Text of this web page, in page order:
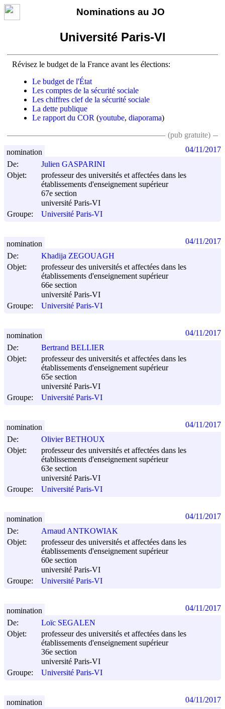
Nominations au JO
Université Paris-VI
Révisez le budget de la France avant les élections:
Le budget de l'État
Les comptes de la sécurité sociale
Les chiffres clef de la sécurité sociale
La dette publique
Le rapport du COR (youtube, diaporama)
(pub gratuite)
De:
Julien GASPARINI
Objet:
professeur des universités et affectées dans les
établissements d'enseignement supérieur
67e section
université Paris-VI
Groupe:
Université Paris-VI
nomination 04/11/2017
De:
Khadija ZEGOUAGH
Objet:
professeur des universités et affectées dans les
établissements d'enseignement supérieur
66e section
université Paris-VI
Groupe:
Université Paris-VI
nomination 04/11/2017
De:
Bertrand BELLIER
Objet:
professeur des universités et affectées dans les
établissements d'enseignement supérieur
65e section
université Paris-VI
Groupe:
Université Paris-VI
nomination 04/11/2017
De:
Olivier BETHOUX
Objet:
professeur des universités et affectées dans les
établissements d'enseignement supérieur
63e section
université Paris-VI
Groupe:
Université Paris-VI
nomination 04/11/2017
De:
Arnaud ANTKOWIAK
Objet:
professeur des universités et affectées dans les
établissements d'enseignement supérieur
60e section
université Paris-VI
Groupe:
Université Paris-VI
nomination 04/11/2017
De:
Loïc SEGALEN
Objet:
professeur des universités et affectées dans les
établissements d'enseignement supérieur
36e section
université Paris-VI
Groupe:
Université Paris-VI
nomination 04/11/2017
nomination 04/11/2017